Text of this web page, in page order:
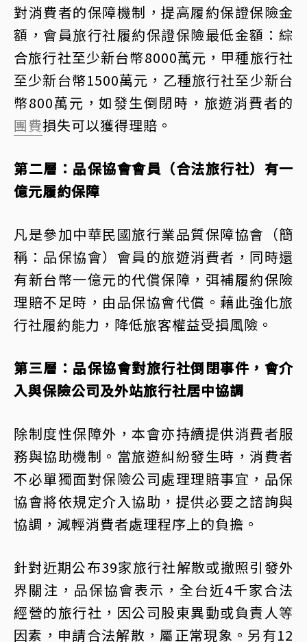
對消費者的保障機制，提高履約保證保險金
額，會員旅行社履約保證保險最低金額：綜
合旅行社至少新台幣8000萬元，甲種旅行社
至少新台幣1500萬元，乙種旅行社至少新台
幣800萬元，如發生倒閉時，旅遊消費者的
團費損失可以獲得理賠。
第二層：品保協會會員（合法旅行社）有一
億元履約保障
凡是參加中華民國旅行業品質保障協會（簡
稱：品保協會）會員的旅遊消費者，同時還
有新台幣一億元的代償保障，弭補履約保險
理賠不足時，由品保協會代償。藉此強化旅
行社履約能力，降低旅客權益受損風險。
第三層：品保協會對旅行社倒閉事件，會介
入與保險公司及外站旅行社居中協調
除制度性保障外，本會亦持續提供消費者服
務與協助機制。當旅遊糾紛發生時，消費者
不必單獨面對保險公司處理理賠事宜，品保
協會將依規定介入協助，提供必要之諮詢與
協調，減輕消費者處理程序上的負擔。
針對近期公布39家旅行社解散或撤照引發外
界關注，品保協會表示，全台近4千家合法
經營的旅行社，因公司股東異動或負責人等
因素，申請合法解散，屬正常現象。另有12